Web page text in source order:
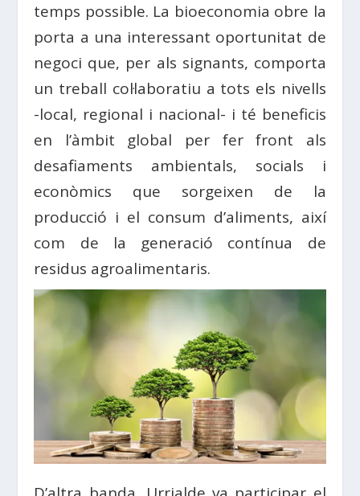
temps possible. La bioeconomia obre la
porta a una interessant oportunitat de
negoci que, per als signants, comporta
un treball col·laboratiu a tots els nivells
-local, regional i nacional- i té beneficis
en l’àmbit global per fer front als
desafiaments ambientals, socials i
econòmics que sorgeixen de la
producció i el consum d’aliments, així
com de la generació contínua de
residus agroalimentaris.